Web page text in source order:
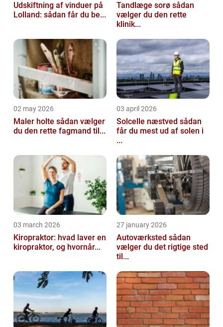
Udskiftning af vinduer på
Lolland: sådan får du be...
Tandlæge sorø sådan
vælger du den rette
klinik...
02 may 2026
Maler holte sådan vælger
du den rette fagmand til...
03 april 2026
Solcelle næstved sådan
får du mest ud af solen i
...
03 march 2026
Kiropraktor: hvad laver en
kiropraktor, og hvornår...
27 january 2026
Autoværksted sådan
vælger du det rigtige sted
til...